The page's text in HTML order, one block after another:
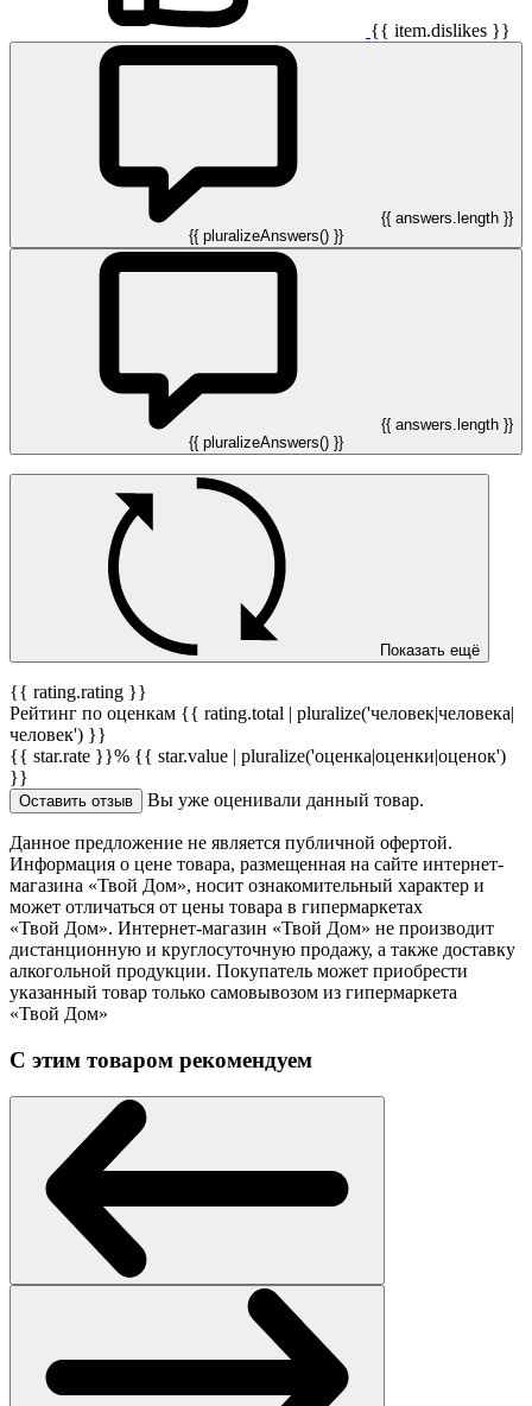
{{ item.dislikes }}
{{ answers.length }}
{{ pluralizeAnswers() }}
{{ answers.length }}
{{ pluralizeAnswers() }}
Показать ещё
{{ rating.rating }}
Рейтинг по оценкам {{ rating.total | pluralize('человек|человека|
человек') }}
{{ star.rate }}% {{ star.value | pluralize('оценка|оценки|оценок')
}}
Оставить отзыв Вы уже оценивали данный товар.
Данное предложение не является публичной офертой.
Информация о цене товара, размещенная на сайте интернет-
магазина «Твой Дом», носит ознакомительный характер и
может отличаться от цены товара в гипермаркетах
«Твой Дом». Интернет-магазин «Твой Дом» не производит
дистанционную и круглосуточную продажу, а также доставку
алкогольной продукции. Покупатель может приобрести
указанный товар только самовывозом из гипермаркета
«Твой Дом»
С этим товаром рекомендуем